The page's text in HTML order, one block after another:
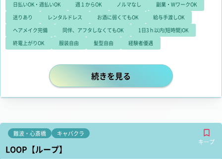
日払いOK・週払いOK
週１からOK ノルマなし
副業・WワークOK
送りあり
レンタルドレス お酒に弱くてもOK
給与手渡しOK
ヘアメイク完備
同伴、アフタしなくてもOK
1日3ｈ以内(短時間)OK
終電上がりOK
服装自由 髪型自由 経験者優遇
いつでも稼げる！昼13:00から営
続きを見る
難波・心斎橋
キャバクラ
キープ
LOOP【ループ】